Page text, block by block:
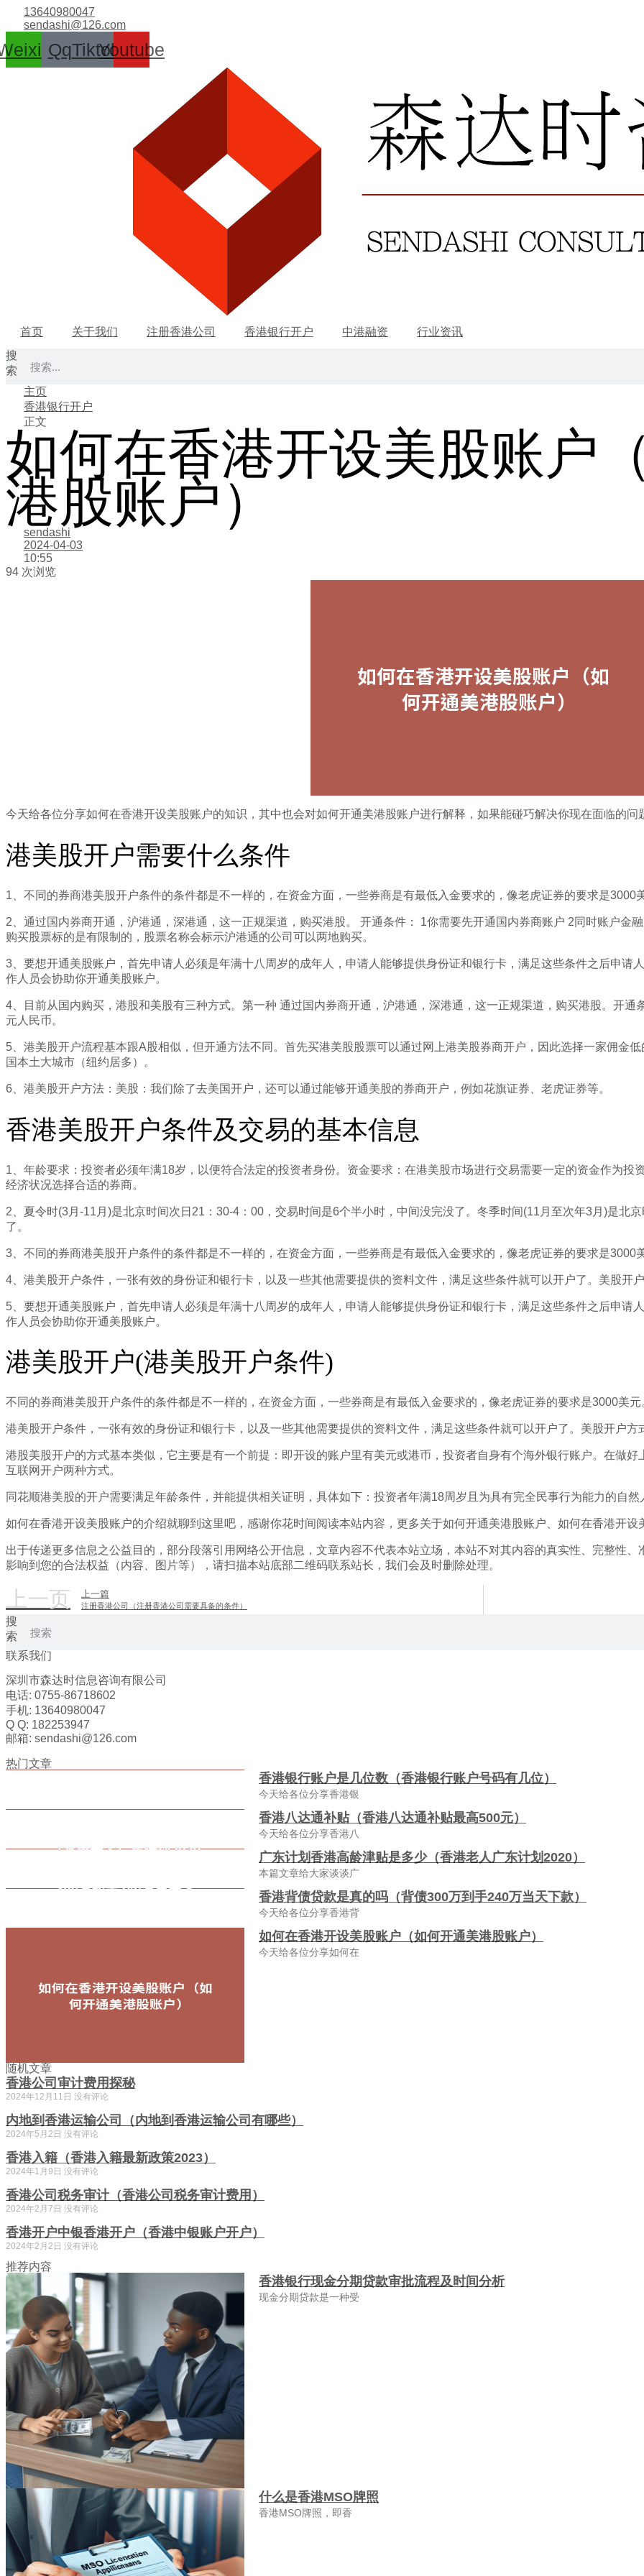
容
13640980047
sendashi@126.com
QqTiktokYoutube
首页 关于我们 注册香港公司 香港银行开户 中港融资
行业资讯
搜
索
主页
香港银行开户
正文
如何在香港开设美股账户
港股账户）
sendashi
2024-04-03
10:55
94 次浏览
今天给各位分享如何在香港开设美股账户的知识，其中也会对如何开通美港股账户进行解释，如果能碰巧解决你现在面临的
港美股开户需要什么条件
1、不同的券商港美股开户条件的条件都是不一样的，在资金方面，一些券商是有最低入金要求的，像老虎证券的要求是
2、通过国内券商开通，沪港通，深港通，这一正规渠道，购买港股。 开通条件： 1你需要先开通国内券商账户 2同时账户金
购买股票标的是有限制的，股票名称会标示沪港通的公司可以两地购买。
3、要想开通美股账户，首先申请人必须是年满十八周岁的成年人，申请人能够提供身份证和银行卡，满足这些条件之后申请
作人员会协助你开通美股账户。
4、目前从国内购买，港股和美股有三种方式。第一种 通过国内券商开通，沪港通，深港通，这一正规渠道，购买港股。开
元人民币。
5、港美股开户流程基本跟A股相似，但开通方法不同。首先买港美股股票可以通过网上港美股券商开户，因此选择一家佣金
国本土大城市（纽约居多）。
6、港美股开户方法：美股：我们除了去美国开户，还可以通过能够开通美股的券商开户，例如花旗证券、老虎证券等。
香港美股开户条件及交易的基本信息
1、年龄要求：投资者必须年满18岁，以便符合法定的投资者身份。资金要求：在港美股市场进行交易需要一定的资金作为
经济状况选择合适的券商。
2、夏令时(3月-11月)是北京时间次日21：30-4：00，交易时间是6个半小时，中间没完没了。冬季时间(11月至次年3月)是北
了。
3、不同的券商港美股开户条件的条件都是不一样的，在资金方面，一些券商是有最低入金要求的，像老虎证券的要求是
4、港美股开户条件，一张有效的身份证和银行卡，以及一些其他需要提供的资料文件，满足这些条件就可以开户了。美股开
5、要想开通美股账户，首先申请人必须是年满十八周岁的成年人，申请人能够提供身份证和银行卡，满足这些条件之后申请
作人员会协助你开通美股账户。
港美股开户(港美股开户条件)
不同的券商港美股开户条件的条件都是不一样的，在资金方面，一些券商是有最低入金要求的，像老虎证券的要求是3000美
港美股开户条件，一张有效的身份证和银行卡，以及一些其他需要提供的资料文件，满足这些条件就可以开户了。美股开户
港股美股开户的方式基本类似，它主要是有一个前提：即开设的账户里有美元或港币，投资者自身有个海外银行账户。在做
互联网开户两种方式。
同花顺港美股的开户需要满足年龄条件，并能提供相关证明，具体如下：投资者年满18周岁且为具有完全民事行为能力的自
如何在香港开设美股账户的介绍就聊到这里吧，感谢你花时间阅读本站内容，更多关于如何开通美港股账户、如何在香港开
出于传递更多信息之公益目的，部分段落引用网络公开信息，文章内容不代表本站立场，本站不对其内容的真实性、完整性
影响到您的合法权益（内容、图片等），请扫描本站底部二维码联系站长，我们会及时删除处理。
上一页 上一篇
注册香港公司（注册香港公司需要具备的条件）
搜
索
联系我们
深圳市森达时信息咨询有限公司
电话: 0755-86718602
手机: 13640980047
Q Q: 182253947
邮箱: sendashi@126.com
热门文章
香港银行账户是几位数（香港银行账户号码有几位）
今天给各位分享香港银
香港八达通补贴（香港八达通补贴最高500元）
今天给各位分享香港八
广东计划香港高龄津贴是多少（香港老人广东计划2020）
本篇文章给大家谈谈广
香港背债贷款是真的吗（背债300万到手240万当天下款）
今天给各位分享香港背
如何在香港开设美股账户（如何开通美港股账户）
今天给各位分享如何在
随机文章
香港公司审计费用探秘
2024年12月11日 没有评论
内地到香港运输公司（内地到香港运输公司有哪些）
2024年5月2日 没有评论
香港入籍（香港入籍最新政策2023）
2024年1月9日 没有评论
香港公司税务审计（香港公司税务审计费用）
2024年2月7日 没有评论
香港开户中银香港开户（香港中银账户开户）
2024年2月2日 没有评论
推荐内容
香港银行现金分期贷款审批流程及时间分析
现金分期贷款是一种受
什么是香港MSO牌照
香港MSO牌照，即香